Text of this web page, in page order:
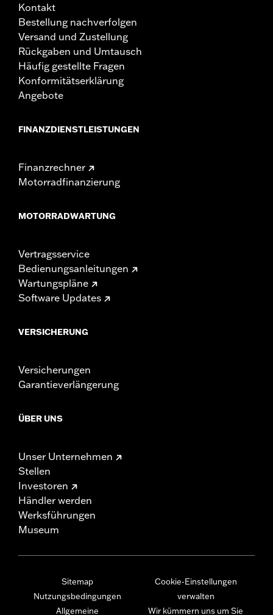
Kontakt
Bestellung nachverfolgen
Versand und Zustellung
Rückgaben und Umtausch
Häufig gestellte Fragen
Konformitätserklärung
Angebote
FINANZDIENSTLEISTUNGEN
Finanzrechner
Motorradfinanzierung
MOTORRADWARTUNG
Vertragsservice
Bedienungsanleitungen
Wartungspläne
Software Updates
VERSICHERUNG
Versicherungen
Garantieverlängerung
ÜBER UNS
Unser Unternehmen
Stellen
Investoren
Händler werden
Werksführungen
Museum
Sitemap
Nutzungsbedingungen
Allgemeine
Cookie-Einstellungen
verwalten
Wir kümmern uns um Sie